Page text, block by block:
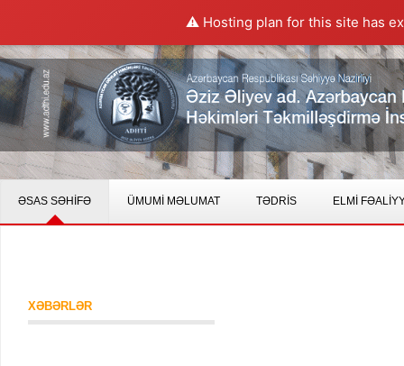
⚠️ Hosting plan for this site has
ƏSAS SƏHİFƏ ÜMUMİ MƏLUMAT TƏDRİS ELMİ
XƏBƏRLƏR